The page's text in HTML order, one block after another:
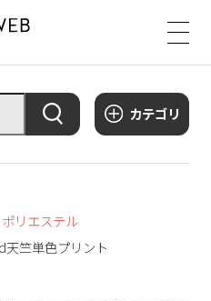
カテゴリ
リエステル
竺単色プリント
サ
イ
ト
タ
イ
ト